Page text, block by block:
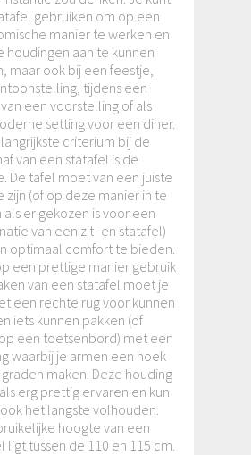
gebruiken om op een
manier te werken en
houdingen aan te kunnen
maar ook bij een feestje,
tijdens een
een voorstelling of als
setting voor een diner.
criterium bij de
van een statafel is de
De tafel moet van een juiste
zijn (of op deze manier in te
er gekozen is voor een
van een zit- en statafel)
optimaal comfort te bieden.
een prettige manier gebruik
van een statafel moet je
een rechte rug voor kunnen
iets kunnen pakken (of
een toetsenbord) met een
waarbij je armen een hoek
graden maken. Deze houding
erg prettig ervaren en kun
het langste volhouden.
hoogte van een
ligt tussen de 110 en 115 cm.